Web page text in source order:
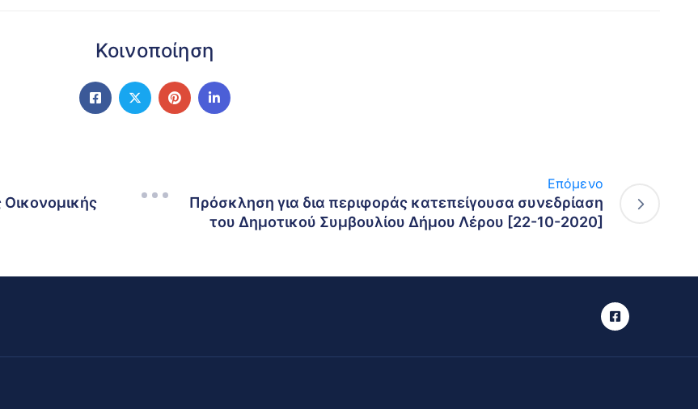
Κοινοποίηση
Επόμενο
Πρόσκληση για δια περιφοράς κατεπείγουσα συνεδρίαση
του Δημοτικού Συμβουλίου Δήμου Λέρου [22-10-2020]